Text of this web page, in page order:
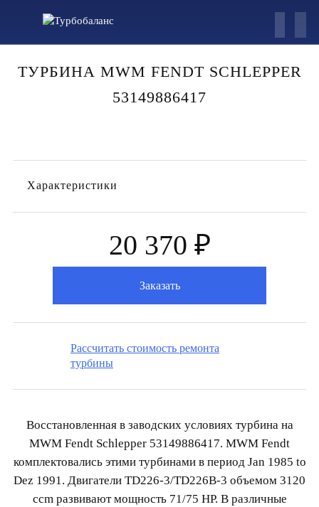
ТУРБИНА MWM FENDT SCHLEPPER
53149886417
Характеристики
20 370 ₽
Заказать
Рассчитать стоимость ремонта
турбины
Восстановленная в заводских условиях турбина на
MWM Fendt Schlepper 53149886417. MWM Fendt
комплектовались этими турбинами в период Jan 1985 to
Dez 1991. Двигатели TD226-3/TD226B-3 объемом 3120
ccm развивают мощность 71/75 HP. В различные